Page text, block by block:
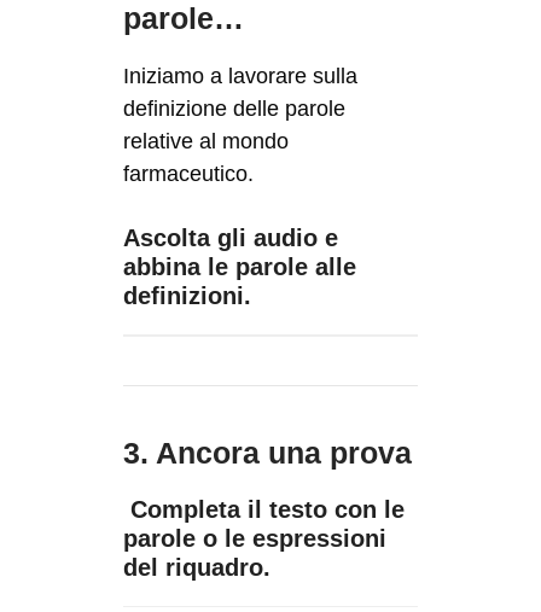
parole…
Iniziamo a lavorare sulla
definizione delle parole
relative al mondo
farmaceutico.
Ascolta gli audio e
abbina le parole alle
definizioni.
3. Ancora una prova
Completa il testo con le
parole o le espressioni
del riquadro.